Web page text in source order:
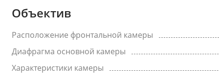
Объектив
Расположение фронтальной камеры
Диафрагма основной камеры
Характеристики камеры